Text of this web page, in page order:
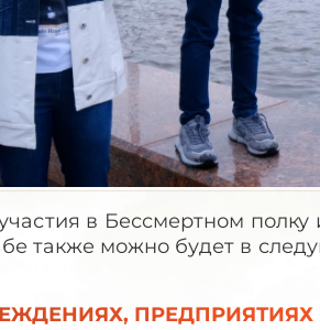
в Бессмертном полку
также можно